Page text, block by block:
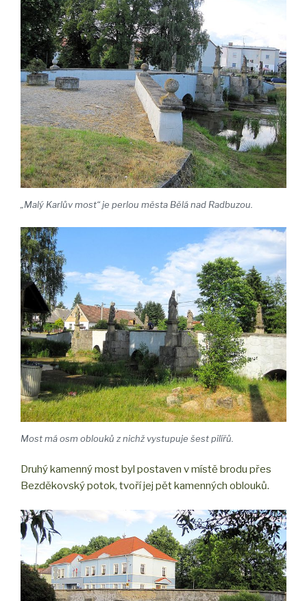
„Malý Karlův most“ je perlou města Bělá nad Radbuzou.
Most má osm oblouků z nichž vystupuje šest pilířů.
Druhý kamenný most byl postaven v místě brodu přes
Bezděkovský potok, tvoří jej pět kamenných oblouků.